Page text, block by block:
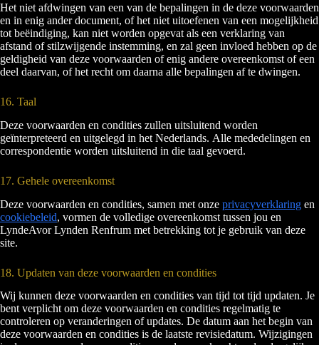
Het niet afdwingen van een van de bepalingen in de deze voorwaarden
en in enig ander document, of het niet uitoefenen van een mogelijkheid
tot beëindiging, kan niet worden opgevat als een verklaring van
afstand of stilzwijgende instemming, en zal geen invloed hebben op de
geldigheid van deze voorwaarden of enig andere overeenkomst of een
deel daarvan, of het recht om daarna alle bepalingen af te dwingen.
16. Taal
Deze voorwaarden en condities zullen uitsluitend worden
geïnterpreteerd en uitgelegd in het Nederlands. Alle mededelingen en
correspondentie worden uitsluitend in die taal gevoerd.
17. Gehele overeenkomst
Deze voorwaarden en condities, samen met onze privacyverklaring en
cookiebeleid, vormen de volledige overeenkomst tussen jou en
LyndeAvor Lynden Renfrum met betrekking tot je gebruik van deze
site.
18. Updaten van deze voorwaarden en condities
Wij kunnen deze voorwaarden en condities van tijd tot tijd updaten. Je
bent verplicht om deze voorwaarden en condities regelmatig te
controleren op veranderingen of updates. De datum aan het begin van
deze voorwaarden en condities is de laatste revisiedatum. Wijzigingen